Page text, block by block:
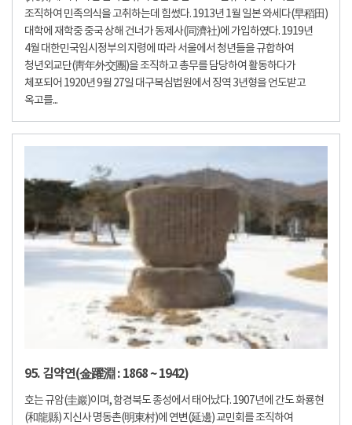
조직하여 민족의식을 고취하는데 힘썼다. 1913년 1월 일본 와세다(早稻田)
대학에 재학중 중국 상해 건너가 동제사(同濟社)에 가입하였다. 1919년
4월 대한민국임시정부의 지령에 따라 서울에서 청년들을 규합하여
청년외교단(靑年外交團)을 조직하고 총무를 담당하여 활동하다가
체포되어 1920년 9월 27일 대구복심법원에서 징역 3년형을 언도받고
옥고를...
95. 김약연(金躍淵 : 1868 ~ 1942)
호는 규암(圭巖)이며, 함경북도 종성에서 태어났다. 1907년에 간도 화룡현
(和龍縣) 지신사 명동촌(明東村)에 연변(延邊) 교민회를 조직하여